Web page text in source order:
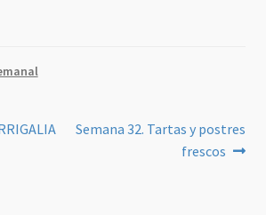
Siguiente:
Semana 32. Tartas y postres
frescos